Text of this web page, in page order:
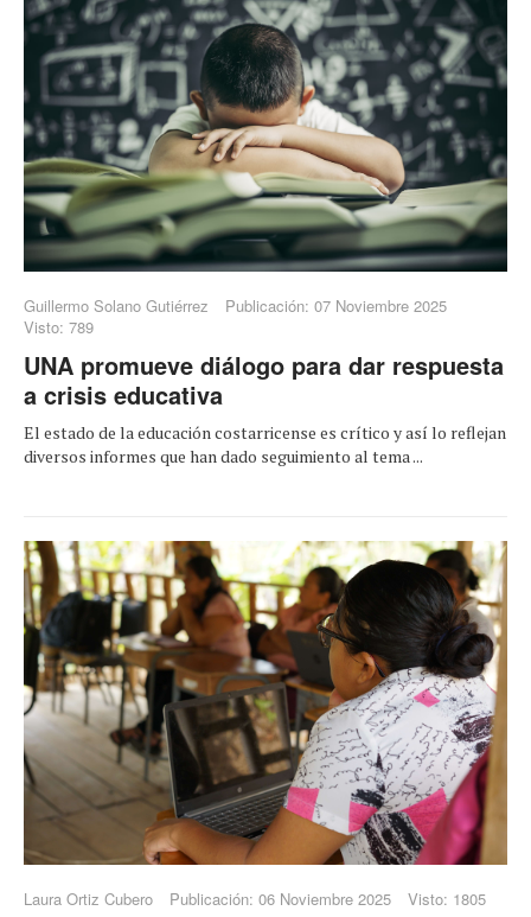
Guillermo Solano Gutiérrez
Publicación: 07 Noviembre 2025
Visto: 789
UNA promueve diálogo para dar respuesta
a crisis educativa
El estado de la educación costarricense es crítico y así lo reflejan
diversos informes que han dado seguimiento al tema ...
Laura Ortiz Cubero Publicación: 06 Noviembre 2025 Visto: 1805